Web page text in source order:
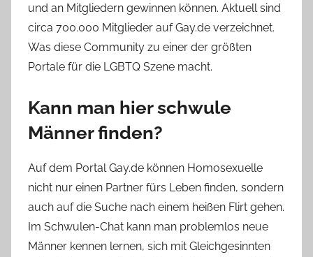
und an Mitgliedern gewinnen können. Aktuell sind
circa 700.000 Mitglieder auf Gay.de verzeichnet.
Was diese Community zu einer der größten
Portale für die LGBTQ Szene macht.
Kann man hier schwule
Männer finden?
Auf dem Portal Gay.de können Homosexuelle
nicht nur einen Partner fürs Leben finden, sondern
auch auf die Suche nach einem heißen Flirt gehen.
Im Schwulen-Chat kann man problemlos neue
Männer kennen lernen, sich mit Gleichgesinnten